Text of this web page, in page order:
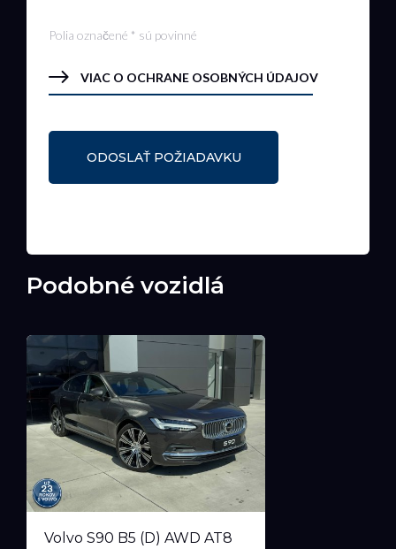
Polia označené * sú povinné
VIAC O OCHRANE OSOBNÝCH ÚDAJOV
Podobné vozidlá
Volvo S90 B5 (D) AWD AT8